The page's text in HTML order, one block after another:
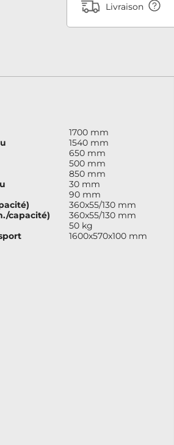
Livraison
1700 mm
1540 mm
650 mm
500 mm
850 mm
30 mm
90 mm
360x55/130 mm
capacité)
360x55/130 mm
50 kg
1600x570x100 mm